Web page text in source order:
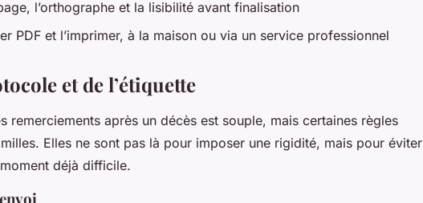
l’orthographe et la lisibilité avant finalisation
PDF et l’imprimer, à la maison ou via un service professionnel
et de l’étiquette
remerciements après un décès est souple, mais certaines règles
Elles ne sont pas là pour imposer une rigidité, mais pour éviter
déjà difficile.